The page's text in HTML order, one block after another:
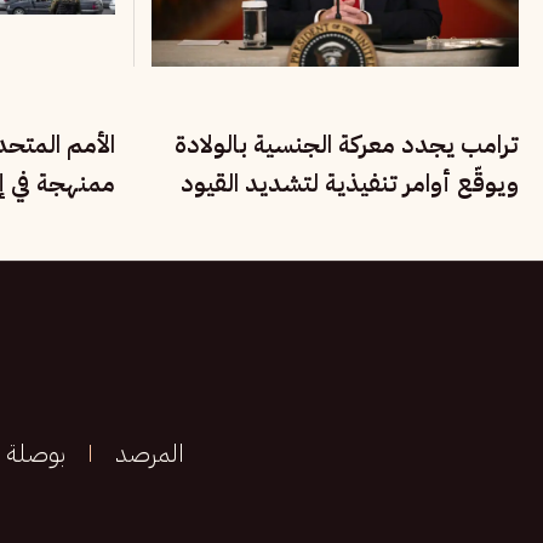
ترامب يجدد معركة الجنسية بالولادة
ويوقّع أوامر تنفيذية لتشديد القيود
الأمم
ممنهجة في
المرصد بوصلة